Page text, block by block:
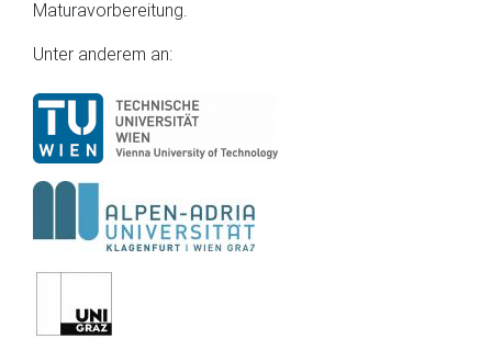
Maturavorbereitung.
Unter anderem an: